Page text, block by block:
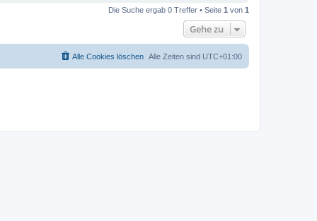
Die Suche ergab 0 Treffer • Seite 1 von 1
Gehe zu
Alle Zeiten sind UTC+01:00
Alle Cookies löschen